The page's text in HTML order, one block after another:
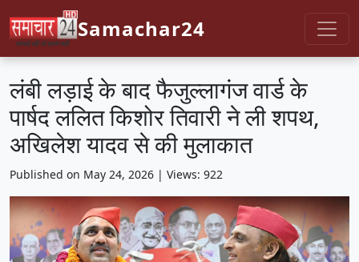
Samachar24
लंबी लड़ाई के बाद फैजुल्लागंज वार्ड के
पार्षद ललित किशोर तिवारी ने ली शपथ,
अखिलेश यादव से की मुलाकात
Published on May 24, 2026 | Views: 922